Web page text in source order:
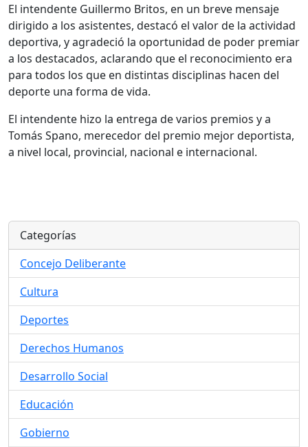
El intendente Guillermo Britos, en un breve mensaje
dirigido a los asistentes, destacó el valor de la actividad
deportiva, y agradeció la oportunidad de poder premiar
a los destacados, aclarando que el reconocimiento era
para todos los que en distintas disciplinas hacen del
deporte una forma de vida.
El intendente hizo la entrega de varios premios y a
Tomás Spano, merecedor del premio mejor deportista,
a nivel local, provincial, nacional e internacional.
Categorías
Concejo Deliberante
Cultura
Deportes
Derechos Humanos
Desarrollo Social
Educación
Gobierno